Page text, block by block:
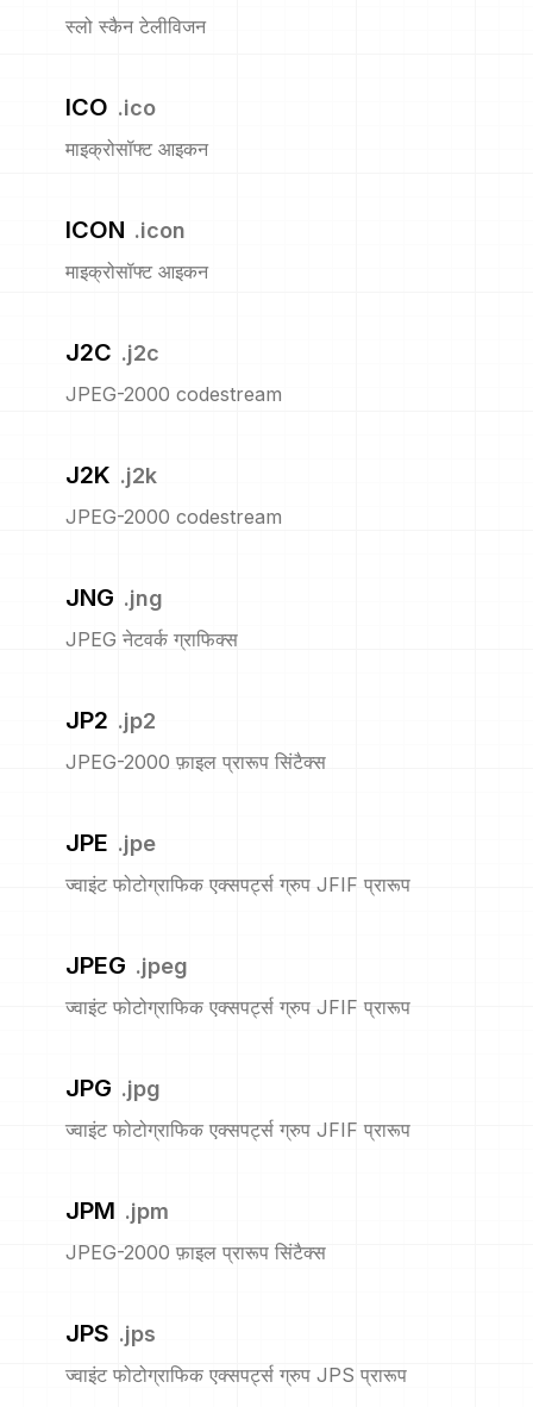
स्लो स्कैन टेलीविजन
ICO .ico
माइक्रोसॉफ्ट आइकन
ICON .icon
माइक्रोसॉफ्ट आइकन
J2C .j2c
JPEG-2000 codestream
J2K .j2k
JPEG-2000 codestream
JNG .jng
JPEG नेटवर्क ग्राफिक्स
JP2 .jp2
JPEG-2000 फ़ाइल प्रारूप सिंटैक्स
JPE .jpe
ज्वाइंट फोटोग्राफिक एक्सपर्ट्स ग्रुप JFIF प्रारूप
JPEG .jpeg
ज्वाइंट फोटोग्राफिक एक्सपर्ट्स ग्रुप JFIF प्रारूप
JPG .jpg
ज्वाइंट फोटोग्राफिक एक्सपर्ट्स ग्रुप JFIF प्रारूप
JPM .jpm
JPEG-2000 फ़ाइल प्रारूप सिंटैक्स
JPS .jps
ज्वाइंट फोटोग्राफिक एक्सपर्ट्स ग्रुप JPS प्रारूप